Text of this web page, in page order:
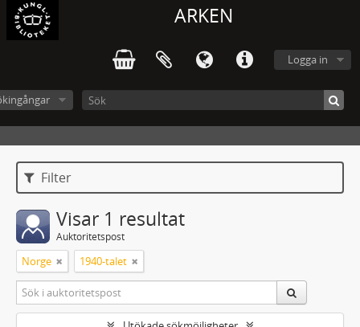
ARKEN
Logga in
Filter
Visar 1 resultat
Auktoritetspost
Norge 1940-talet